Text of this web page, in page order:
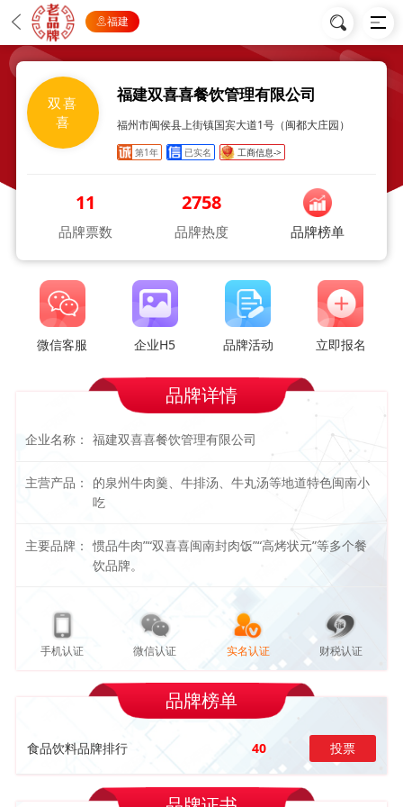
福建
双喜
喜
福建双喜喜餐饮管理有限公司
福州市闽侯县上街镇国宾大道1号（闽都大庄园）
第1年 已实名 工商信息->
11
品牌票数
2758
品牌热度 品牌榜单
微信客服 企业H5 品牌活动 立即报名
品牌详情
企业名称： 福建双喜喜餐饮管理有限公司
主营产品：
的泉州牛肉羹、牛排汤、牛丸汤等地道特色闽南小
吃
主要品牌： 惯品牛肉”“双喜喜闽南封肉饭”“高烤状元”等多个餐
饮品牌。
手机认证 微信认证 实名认证 财税认证
品牌榜单
食品饮料品牌排行 40 投票